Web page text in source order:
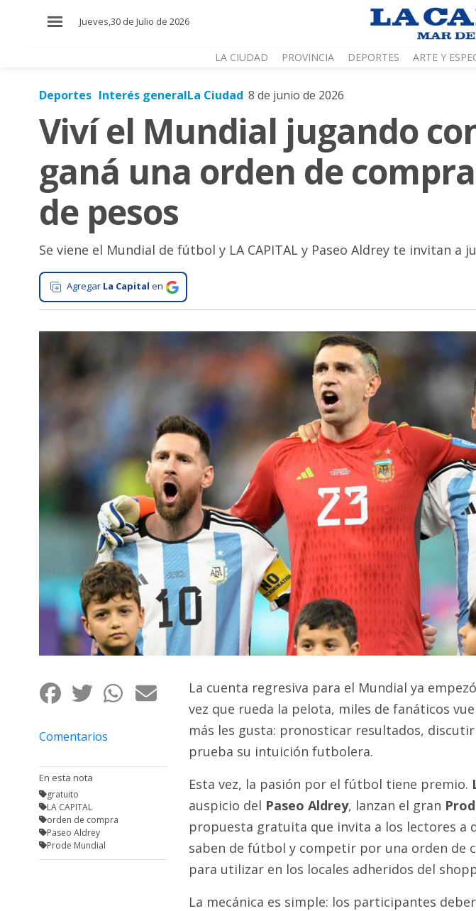
Jueves,30 de Julio de 2026
LA CIUDAD PROVINCIA DEPORTES ARTE Y
País
Zona
Cultura
Tecnología
Gastronomía
Salud
Arte
Espectáculos
Cartelera
Clasificados
Deportes Interés generalLa Ciudad 8 de junio de 2026
Viví el Mundial jugando
ganá una orden de
de pesos
Se viene el Mundial de fútbol y LA CAPITAL y Paseo Aldrey te invitan
Agregar La Capital en
Comentarios
En esta nota
gratuito
LA CAPITAL
orden de compra
Paseo Aldrey
Prode Mundial
La cuenta regresiva para el Mundial ya
vez que rueda la pelota, miles de fanáticos
más les gusta: pronosticar resultados,
prueba su intuición futbolera.
Esta vez, la pasión por el fútbol tiene premio.
auspicio del Paseo Aldrey, lanzan el gran
propuesta gratuita que invita a los lectores a
saben de fútbol y competir por una orden de
para utilizar en los locales adheridos del
La mecánica es simple: los participantes